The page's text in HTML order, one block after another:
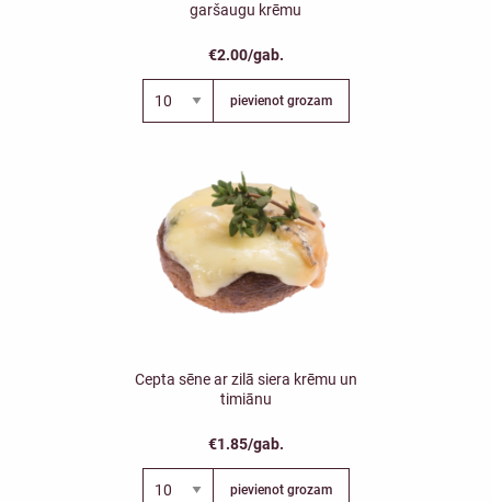
garšaugu krēmu
€2.00/gab.
pievienot grozam
Cepta sēne ar zilā siera krēmu un
timiānu
€1.85/gab.
pievienot grozam